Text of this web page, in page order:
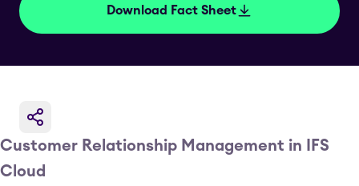
Download Fact Sheet
Customer Relationship Management in IFS
Cloud